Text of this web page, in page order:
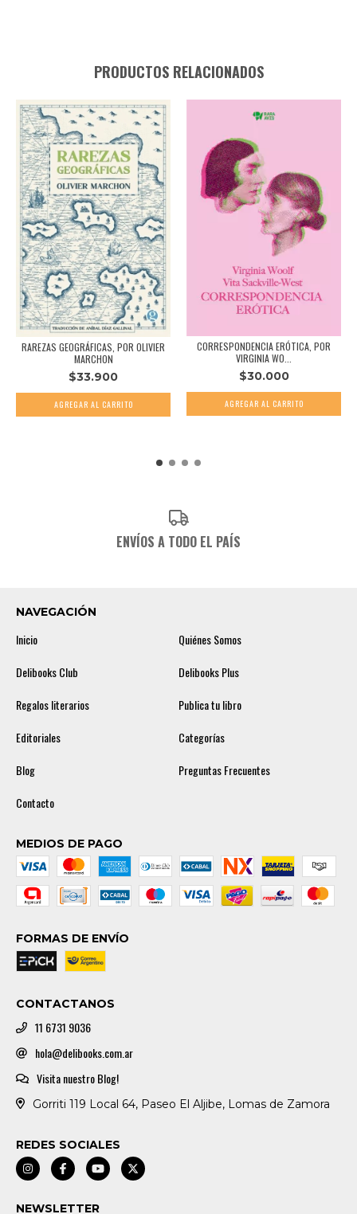
PRODUCTOS RELACIONADOS
RAREZAS GEOGRÁFICAS, POR OLIVIER
MARCHON
$33.900
CORRESPONDENCIA ERÓTICA, POR
VIRGINIA WO...
$30.000
ENVÍOS A TODO EL PAÍS
NAVEGACIÓN
Inicio
Quiénes Somos
Delibooks Club
Delibooks Plus
Regalos literarios
Publica tu libro
Editoriales
Categorías
Blog
Preguntas Frecuentes
Contacto
MEDIOS DE PAGO
FORMAS DE ENVÍO
CONTACTANOS
11 6731 9036
hola@delibooks.com.ar
Visita nuestro Blog!
Gorriti 119 Local 64, Paseo El Aljibe, Lomas de Zamora
REDES SOCIALES
NEWSLETTER